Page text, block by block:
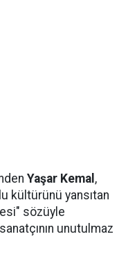
Yaşar Kemal ,
kültürünü yansıtan
sözüyle
unutulmaz